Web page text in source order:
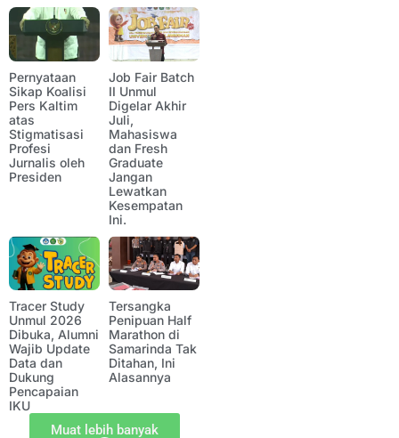
Pernyataan
Sikap Koalisi
Pers Kaltim
atas
Stigmatisasi
Profesi
Jurnalis oleh
Presiden
Job Fair Batch
II Unmul
Digelar Akhir
Juli,
Mahasiswa
dan Fresh
Graduate
Jangan
Lewatkan
Kesempatan
Ini.
Tracer Study
Unmul 2026
Dibuka, Alumni
Wajib Update
Data dan
Dukung
Pencapaian
IKU
Tersangka
Penipuan Half
Marathon di
Samarinda Tak
Ditahan, Ini
Alasannya
Muat lebih banyak